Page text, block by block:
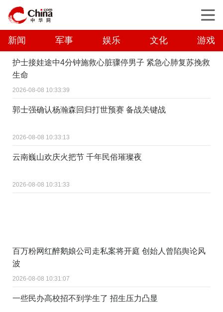
新闻 军事 娱乐 文化 游戏
护士接娃途中4分钟施救心脏骤停男子 紧急心肺复苏挽救
生命
2026-08-08 10:33:39
郭士强确认杨瀚森回归打世预赛 备战关键战
2026-08-08 10:33:13
云南巍山欢庆火把节 千年民俗璀璨夜
2026-08-08 10:31:33
百万粉网红醉鹅娘公司走私案将开庭 创始人曾陷舆论风
波
2026-08-08 10:31:07
一些民办高校招不到学生了 招生压力凸显